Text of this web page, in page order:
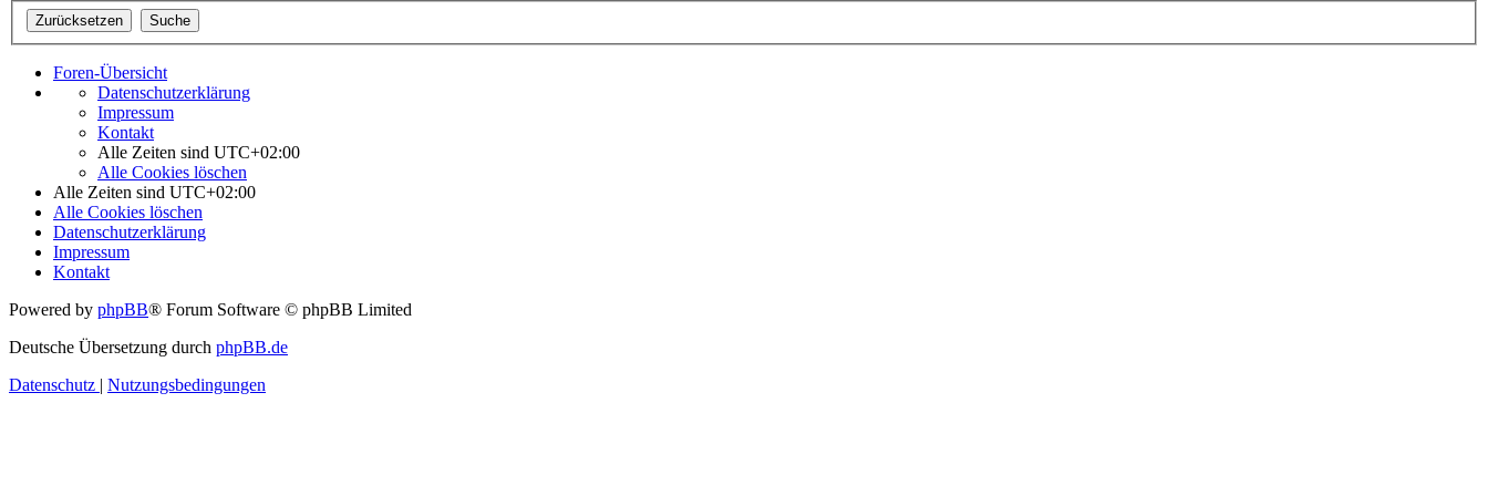
Foren-Übersicht
Datenschutzerklärung
Impressum
Kontakt
Alle Zeiten sind UTC+02:00
Alle Cookies löschen
Alle Zeiten sind UTC+02:00
Alle Cookies löschen
Datenschutzerklärung
Impressum
Kontakt
Powered by phpBB® Forum Software © phpBB Limited
Deutsche Übersetzung durch phpBB.de
Datenschutz | Nutzungsbedingungen